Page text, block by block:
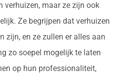
verhuizen, maar ze zijn ook
Ze begrijpen dat verhuizen
zijn, en ze zullen er alles aan
zo soepel mogelijk te laten
op hun professionaliteit,